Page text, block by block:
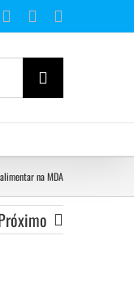
YouTubeWhatsApp
mail
na MDA